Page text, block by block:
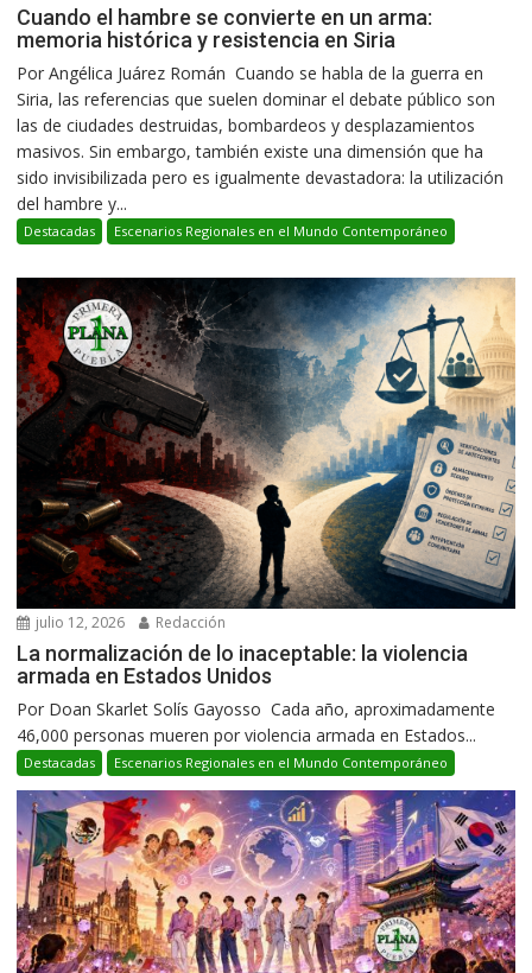
Cuando el hambre se convierte en un arma:
memoria histórica y resistencia en Siria
Por Angélica Juárez Román Cuando se habla de la guerra en
Siria, las referencias que suelen dominar el debate público son
las de ciudades destruidas, bombardeos y desplazamientos
masivos. Sin embargo, también existe una dimensión que ha
sido invisibilizada pero es igualmente devastadora: la utilización
del hambre y...
Destacadas Escenarios Regionales en el Mundo Contemporáneo
julio 12, 2026 Redacción
La normalización de lo inaceptable: la violencia
armada en Estados Unidos
Por Doan Skarlet Solís Gayosso Cada año, aproximadamente
46,000 personas mueren por violencia armada en Estados...
Destacadas Escenarios Regionales en el Mundo Contemporáneo